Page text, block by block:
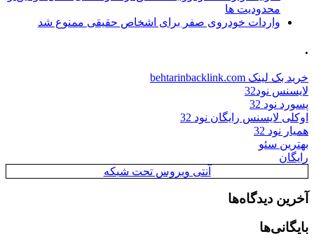
محدودیت ها
واردات خودروی صفر برای اشخاص حقیقی ممنوع شد
.
خرید بک لینک behtarinbacklink.com
لایسنس نود32
پسورد نود 32
اوکلی لایسنس رایگان نود 32
همیار نود 32
بهترین سئو
رایگان
آنتی ویروس تحت شبکه
آخرین دیدگاه‌ها
بایگانی‌ها